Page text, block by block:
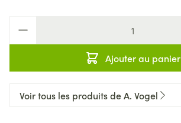
Ajouter au panier
Voir tous les produits de A. Vogel